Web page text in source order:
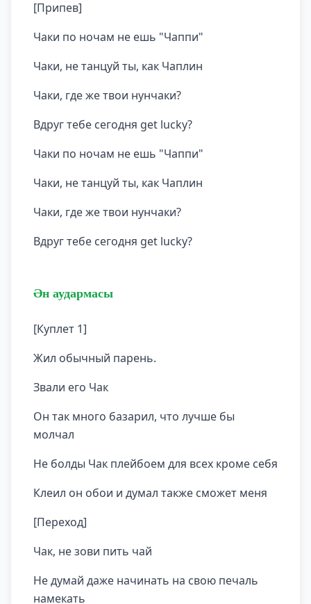
[Припев]
Чаки по ночам не ешь "Чаппи"
Чаки, не танцуй ты, как Чаплин
Чаки, где же твои нунчаки?
Вдруг тебе сегодня get lucky?
Чаки по ночам не ешь "Чаппи"
Чаки, не танцуй ты, как Чаплин
Чаки, где же твои нунчаки?
Вдруг тебе сегодня get lucky?
Ән аудармасы
[Куплет 1]
Жил обычный парень.
Звали его Чак
Он так много базарил, что лучше бы
молчал
Не болды Чак плейбоем для всех кроме себя
Клеил он обои и думал также сможет меня
[Переход]
Чак, не зови пить чай
Не думай даже начинать на свою печаль
намекать